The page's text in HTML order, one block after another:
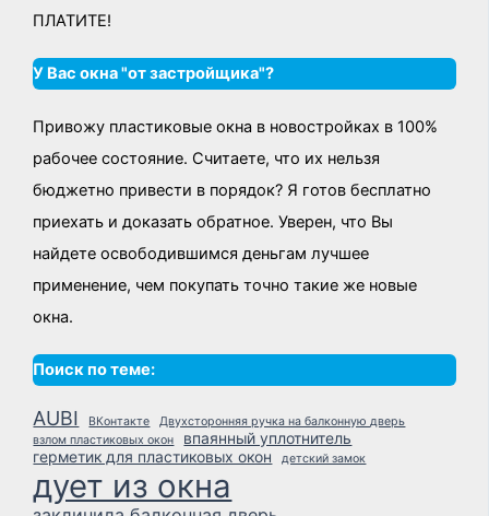
ПЛАТИТЕ!
У Вас окна "от застройщика"?
Привожу пластиковые окна в новостройках в 100%
рабочее состояние. Считаете, что их нельзя
бюджетно привести в порядок? Я готов бесплатно
приехать и доказать обратное. Уверен, что Вы
найдете освободившимся деньгам лучшее
применение, чем покупать точно такие же новые
окна.
Поиск по теме:
AUBI ВКонтакте
Двухсторонняя ручка на балконную дверь
взлом пластиковых окон
впаянный уплотнитель
герметик для пластиковых окон
детский замок
дует из окна